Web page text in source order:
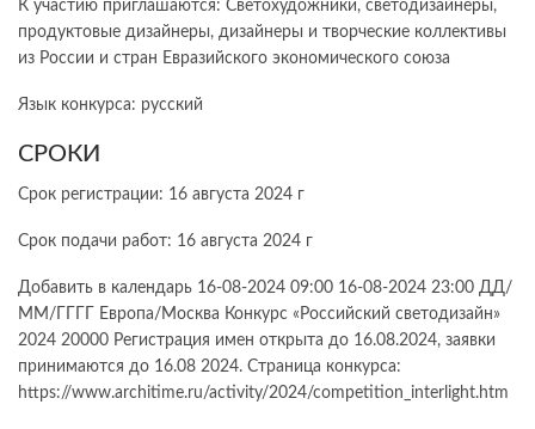
К участию приглашаются: Светохудожники, светодизайнеры,
продуктовые дизайнеры, дизайнеры и творческие коллективы
из России и стран Евразийского экономического союза
Язык конкурса: русский
СРОКИ
Срок регистрации: 16 августа 2024 г
Срок подачи работ: 16 августа 2024 г
Добавить в календарь 16-08-2024 09:00 16-08-2024 23:00 ДД/
ММ/ГГГГ Европа/Москва Конкурс «Российский светодизайн»
2024 20000 Регистрация имен открыта до 16.08.2024, заявки
принимаются до 16.08 2024. Страница конкурса:
https://www.architime.ru/activity/2024/competition_interlight.htm